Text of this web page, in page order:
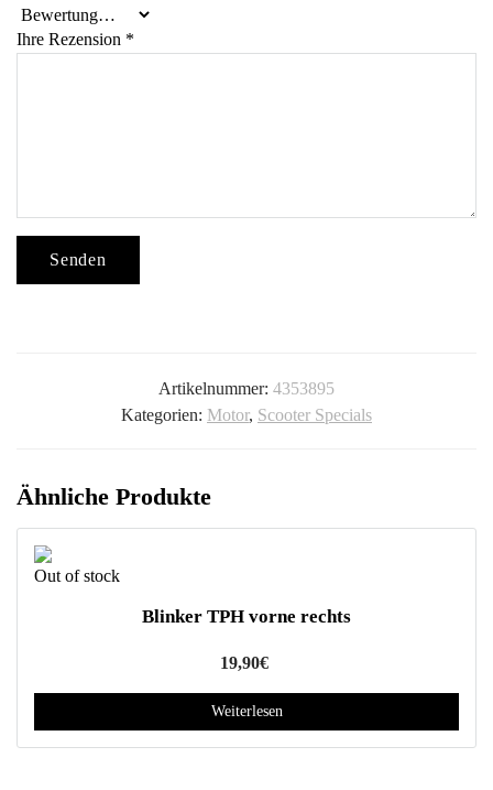
x
1
g
Ihre Rezension *
Senden
Artikelnummer: 4353895
Kategorien: Motor, Scooter Specials
Ähnliche Produkte
Out of stock
Blinker TPH vorne rechts
19,90€
Weiterlesen